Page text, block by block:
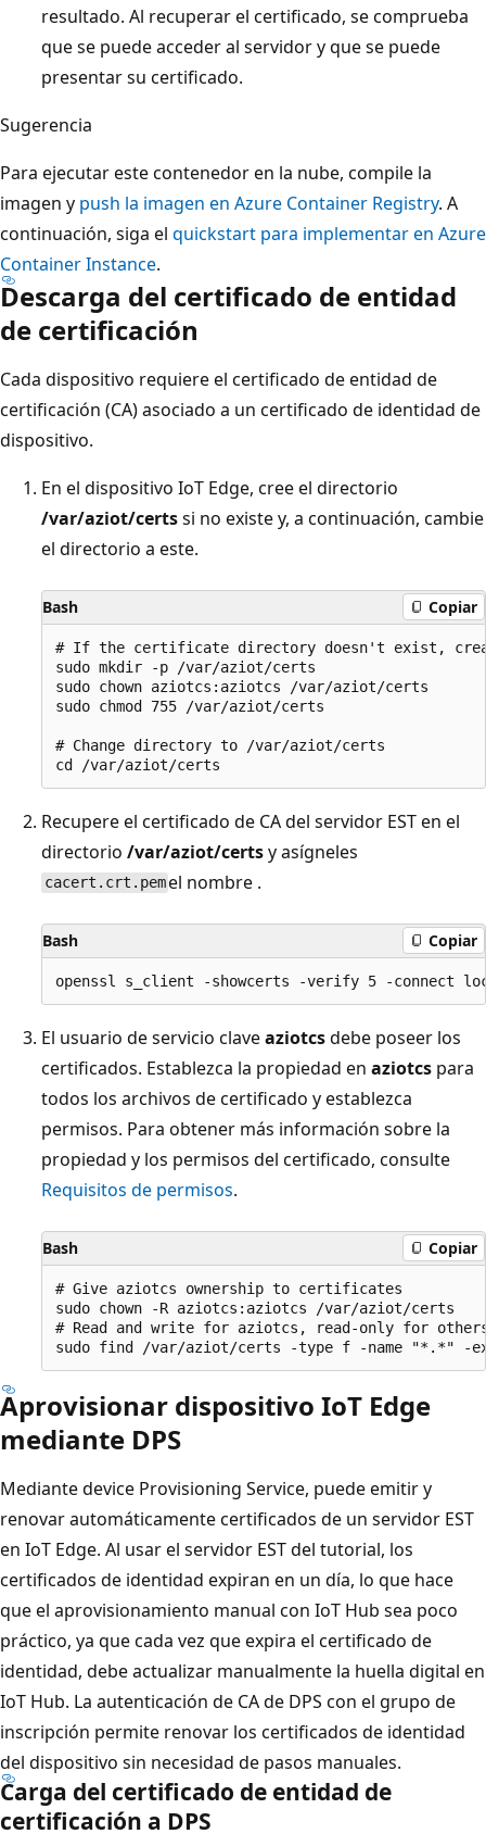
resultado. Al recuperar el certificado, se comprueba
que se puede acceder al servidor y que se puede
presentar su certificado.
Sugerencia
Para ejecutar este contenedor en la nube, compile la
imagen y push la imagen en Azure Container Registry. A
continuación, siga el quickstart para implementar en Azure
Container Instance.
Descarga del certificado de entidad
de certificación
Cada dispositivo requiere el certificado de entidad de
certificación (CA) asociado a un certificado de identidad de
dispositivo.
En el dispositivo IoT Edge, cree el directorio
/var/aziot/certssi no existe y, a continuación, cambie
el directorio a este.
Bash Copiar
# If the certificate directory doesn't exist,
sudo mkdir -p /var/aziot/certs
sudo chown aziotcs:aziotcs /var/aziot/certs
sudo chmod 755 /var/aziot/certs
# Change directory to /var/aziot/certs
Recupere el certificado de CA del servidor EST en el
directorio /var/aziot/certsy asígneles
cacert.crt.pemel nombre .
Bash Copiar
El usuario de servicio claveaziotcsdebe poseer los
certificados. Establezca la propiedad en aziotcs para
todos los archivos de certificado y establezca
permisos. Para obtener más información sobre la
propiedad y los permisos del certificado, consulte
Requisitos de permisos.
Bash Copiar
# Give aziotcs ownership to certificates
sudo chown -R aziotcs:aziotcs /var/aziot/certs
# Read and write for aziotcs, read-only for
Aprovisionar dispositivo IoT Edge
mediante DPS
Mediante device Provisioning Service, puede emitir y
renovar automáticamente certificados de un servidor EST
en IoT Edge. Al usar el servidor EST del tutorial, los
certificados de identidad expiran en un día, lo que hace
que el aprovisionamiento manual con IoT Hub sea poco
práctico, ya que cada vez que expira el certificado de
identidad, debe actualizar manualmente la huella digital en
IoT Hub. La autenticación de CA de DPS con el grupo de
inscripción permite renovar los certificados de identidad
del dispositivo sin necesidad de pasos manuales.
Carga del certificado de entidad de
certificación a DPS